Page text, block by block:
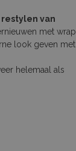
van
met wrap
look geven met
helemaal als